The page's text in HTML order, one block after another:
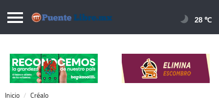
Puentelibre.mx
Local
Nacional
Opinión
28 ℃
Inicio Créalo